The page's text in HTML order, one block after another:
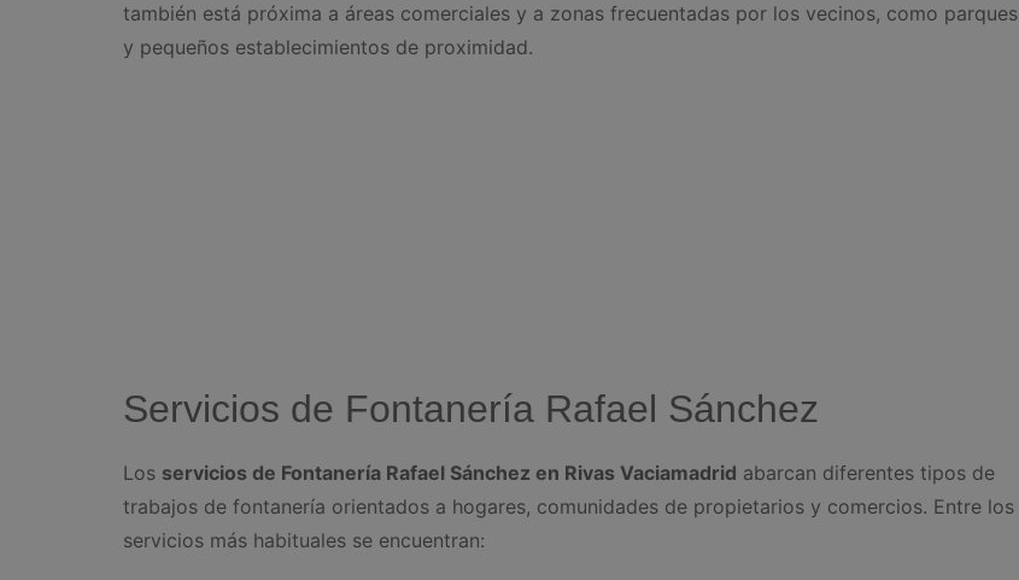
también está próxima a áreas comerciales y a zonas frecuentadas por los vecinos, como parques
y pequeños establecimientos de proximidad.
Servicios de Fontanería Rafael Sánchez
Los servicios de Fontanería Rafael Sánchez en Rivas Vaciamadrid abarcan diferentes tipos de
trabajos de fontanería orientados a hogares, comunidades de propietarios y comercios. Entre los
servicios más habituales se encuentran: